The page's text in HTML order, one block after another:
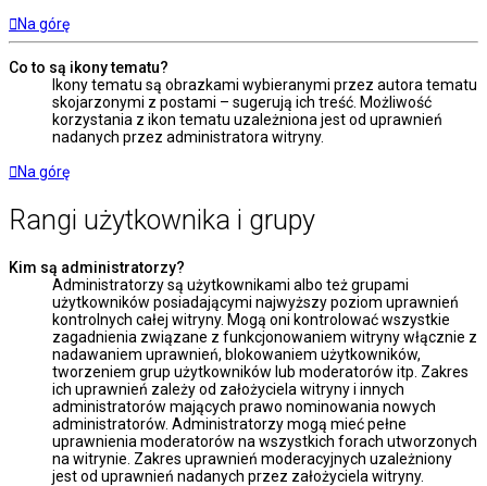
Na górę
Co to są ikony tematu?
Ikony tematu są obrazkami wybieranymi przez autora tematu
skojarzonymi z postami – sugerują ich treść. Możliwość
korzystania z ikon tematu uzależniona jest od uprawnień
nadanych przez administratora witryny.
Na górę
Rangi użytkownika i grupy
Kim są administratorzy?
Administratorzy są użytkownikami albo też grupami
użytkowników posiadającymi najwyższy poziom uprawnień
kontrolnych całej witryny. Mogą oni kontrolować wszystkie
zagadnienia związane z funkcjonowaniem witryny włącznie z
nadawaniem uprawnień, blokowaniem użytkowników,
tworzeniem grup użytkowników lub moderatorów itp. Zakres
ich uprawnień zależy od założyciela witryny i innych
administratorów mających prawo nominowania nowych
administratorów. Administratorzy mogą mieć pełne
uprawnienia moderatorów na wszystkich forach utworzonych
na witrynie. Zakres uprawnień moderacyjnych uzależniony
jest od uprawnień nadanych przez założyciela witryny.